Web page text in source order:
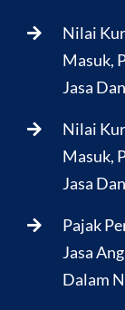
Nilai
Masuk,
Jasa
Nilai
Masuk,
Jasa
Pajak
Jasa
Dalam